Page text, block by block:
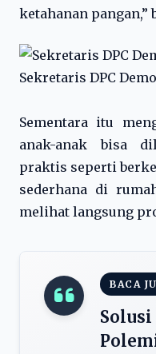
ketahanan pangan,”
Sekretaris DPC
Sementara itu
anak-anak bisa
praktis seperti
sederhana di
melihat langsung
BACA